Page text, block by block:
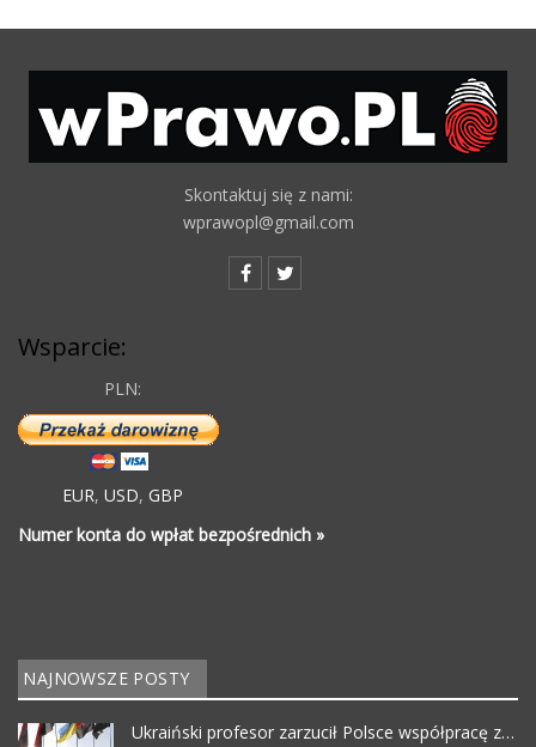
Skontaktuj się z nami:
wprawopl@gmail.com
Wsparcie:
PLN:
EUR, USD, GBP
Numer konta do wpłat bezpośrednich »
NAJNOWSZE POSTY
Ukraiński profesor zarzucił Polsce współpracę z…